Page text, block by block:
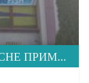
ПРОДАЄТЬСЯ ТОРГОВО-ОФІСНЕ ПРИМІЩЕННЯ ВУЛ. ЗАКАРПАТСЬКА